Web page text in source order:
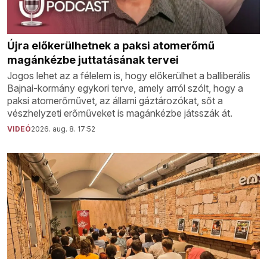
Újra előkerülhetnek a paksi atomerőmű
magánkézbe juttatásának tervei
Jogos lehet az a félelem is, hogy előkerülhet a balliberális
Bajnai-kormány egykori terve, amely arról szólt, hogy a
paksi atomerőművet, az állami gáztározókat, sőt a
vészhelyzeti erőműveket is magánkézbe játsszák át.
VIDEÓ2026. aug. 8. 17:52